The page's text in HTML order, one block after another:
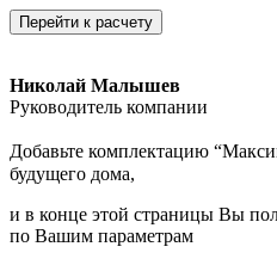
Перейти к расчету
Николай Малышев
Руководитель компании
Добавьте комплектацию
будущего дома,
и в конце этой страницы Вы
по Вашим параметрам